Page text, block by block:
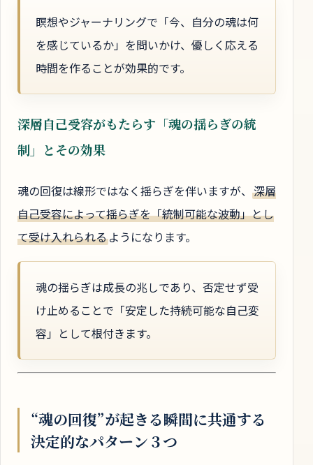
瞑想やジャーナリングで「今、自分の魂は何
を感じているか」を問いかけ、優しく応える
時間を作ることが効果的です。
深層自己受容がもたらす「魂の揺らぎの統
制」とその効果
魂の回復は線形ではなく揺らぎを伴いますが、 深層
自己受容によって揺らぎを「統制可能な波動」とし
て受け入れられるようになります。
魂の揺らぎは成長の兆しであり、否定せず受
け止めることで「安定した持続可能な自己変
容」として根付きます。
“魂の回復”が起きる瞬間に共通する
決定的なパターン３つ